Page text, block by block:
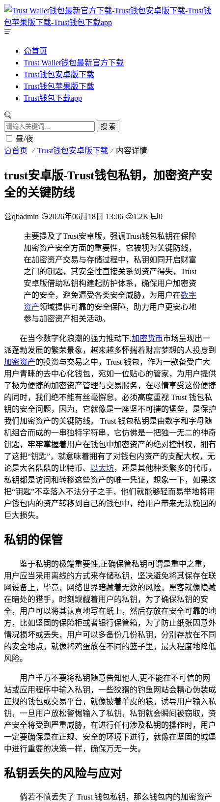
首页
Trust Wallet钱包最新官方下载
Trust钱包安卓版下载
Trust钱包苹果版下载
Trust钱包下载app
搜 索
昼/夜
首页 Trust钱包安卓版下载 内容详情
trust安卓版-Trust钱包私钥，加密资产安
全的关键防线
qbadmin 2026年06月18日 13:06 1.2K 0
主要提及了Trust安卓版，强调Trust钱包私钥在保障
加密资产安全方面的重要性，它被视为关键防线，
在加密资产交易与存储过程中，私钥如同开启财富
之门的钥匙，其安全性直接关系到资产得失，Trust
安卓版借助私钥构建起防护体系，确保用户加密资
产的安全，避免遭受各类安全威胁，为用户在数字
资产领域提供可靠的安全保障，助力用户更安心地
参与加密资产相关活动。
在当今数字化浪潮的强力推动下,加密货币市场呈现出一
派蓬勃发展的繁荣景象，越来越多怀揣着财富梦想的人投身到
加密资产的投资与交易之中，Trust 钱包，作为一款备受广大
用户青睐的去中心化钱包，宛如一位贴心的管家，为用户提供
了极为便捷的加密资产管理与交易服务，在尽情享受这份便捷
的同时，我们绝不能有丝毫懈怠，必须高度重视 Trust 钱包私
钥的安全问题，因为，它就像是一座坚不可摧的堡垒，是保护
我们加密资产的关键防线。 Trust 钱包私钥是由数字和字母随
机组合而成的一串独特字符串，它仿佛是一把独一无二的神奇
钥匙，牢牢掌握着用户在钱包中加密资产的绝对控制权，拥有
了这把“钥匙”，就意味着拥有了对钱包内资产的支配大权，无
论是大名鼎鼎的比特币、 以太坊，还是其他种类繁多的代币，
私钥都是访问和转移这些资产的唯一凭证，想象一下，如果这
把“钥匙”不幸落入不法分子之手，他们就能够轻而易举地将用
户钱包内的资产转移到自己的钱包中，给用户带来无法挽回的
巨大损失。
私钥的保管
鉴于私钥的极端重要性,正确保管私钥可谓是重中之重，
用户应当采用离线的方式来存储私钥，坚决避免将其保存在联
网设备上，毕竟，网络世界暗藏着无数的风险，黑客就像隐藏
在暗处的猎手，时刻觊觎着用户的私钥，为了确保私钥的安
全，用户可以将其认真地写在纸上，然后存放在安全可靠的地
方，比如坚固的保险柜或者银行保管箱，为了防止纸张因意外
情况损坏或丢失，用户可以多备份几份私钥，分别存放在不同
的安全地点，就像将鸡蛋放在不同的篮子里，最大程度地降低
风险。
用户千万不要将私钥随意告知他人,更不能在不可信的网
站或应用程序中输入私钥，一些狡猾的钓鱼网站会精心伪装成
正规的钱包或交易平台，就像披着羊皮的狼，诱导用户输入私
钥，一旦用户放松警惕输入了私钥，私钥就会瞬间被窃取，资
产安全将受到严重威胁，在进行任何涉及私钥的操作时，用户
一定要确保是在正规、安全的环境下进行，就像在坚固的城堡
中进行重要的决策一样，确保万无一失。
私钥丢失的风险与应对
倘若不慎丢失了 Trust 钱包私钥，那么钱包内的加密资产